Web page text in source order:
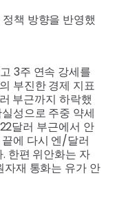
책 방향을 반영했
3주 연속 강세를
부진한 경제 지표
부근까지 하락했
성으로 주중 약세
달러 부근에서 안
에 다시 엔/달러
한편 위안화는 자
자재 통화는 유가 안